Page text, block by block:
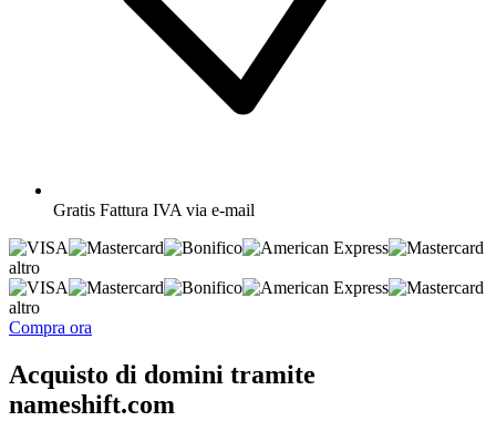
Gratis Fattura IVA via e-mail
altro
altro
Compra ora
Acquisto di domini tramite
nameshift.com